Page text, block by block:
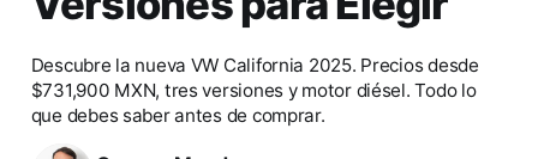
Descubre la nueva VW California 2025. Precios desde
$731,900 MXN, tres versiones y motor diésel. Todo lo
que debes saber antes de comprar.